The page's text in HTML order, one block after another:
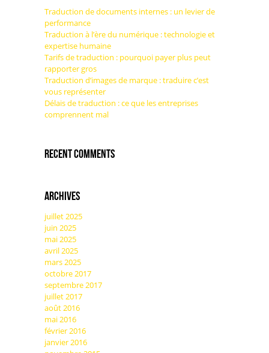
Traduction de documents internes : un levier de
performance
Traduction à l’ère du numérique : technologie et
expertise humaine
Tarifs de traduction : pourquoi payer plus peut
rapporter gros
Traduction d’images de marque : traduire c’est
vous représenter
Délais de traduction : ce que les entreprises
comprennent mal
Recent Comments
Archives
juillet 2025
juin 2025
mai 2025
avril 2025
mars 2025
octobre 2017
septembre 2017
juillet 2017
août 2016
mai 2016
février 2016
janvier 2016